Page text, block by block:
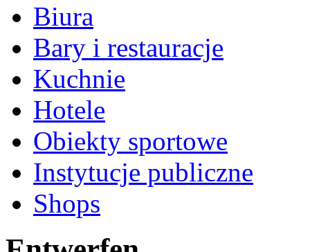
Biura
Bary i restauracje
Kuchnie
Hotele
Obiekty sportowe
Instytucje publiczne
Shops